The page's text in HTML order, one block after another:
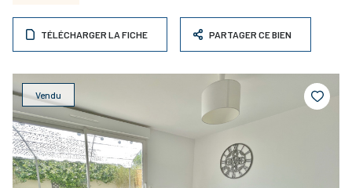
TÉLÉCHARGER LA FICHE PARTAGER CE BIEN
Vendu